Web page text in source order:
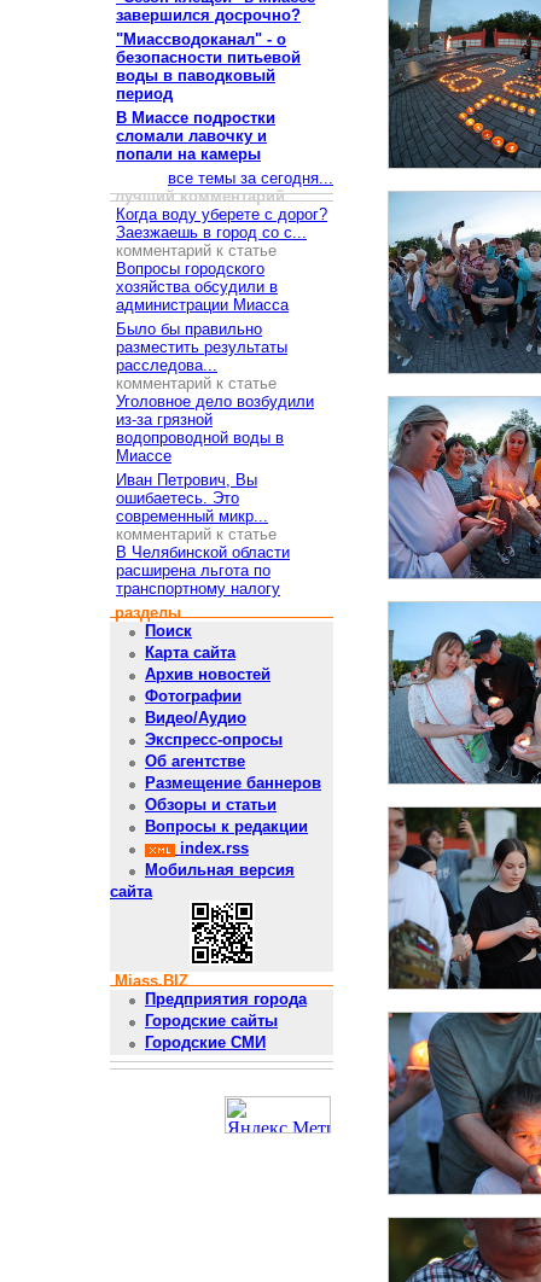
завершился досрочно?
"Миассводоканал" - о
безопасности питьевой
воды в паводковый
период
В Миассе подростки
сломали лавочку и
попали на камеры
все темы за сегодня...
лучший комментарий
Когда воду уберете с дорог?
Заезжаешь в город со с...
комментарий к статье
Вопросы городского
хозяйства обсудили в
администрации Миасса
Было бы правильно
разместить результаты
расследова...
комментарий к статье
Уголовное дело возбудили
из-за грязной
водопроводной воды в
Миассе
Иван Петрович, Вы
ошибаетесь. Это
современный микр...
комментарий к статье
В Челябинской области
расширена льгота по
транспортному налогу
разделы
Поиск
Карта сайта
Архив новостей
Фотографии
Видео/Аудио
Экспресс-опросы
Об агентстве
Размещение баннеров
Обзоры и статьи
Вопросы к редакции
index.rss
Мобильная версия
сайта
Miass.BIZ
Предприятия города
Городские сайты
Городские СМИ